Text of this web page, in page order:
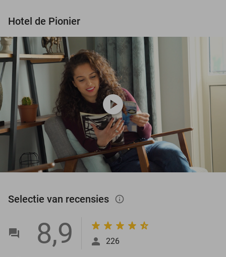
Hotel de Pionier
play_circle
Selectie van recensies info_outlined
8,9 226